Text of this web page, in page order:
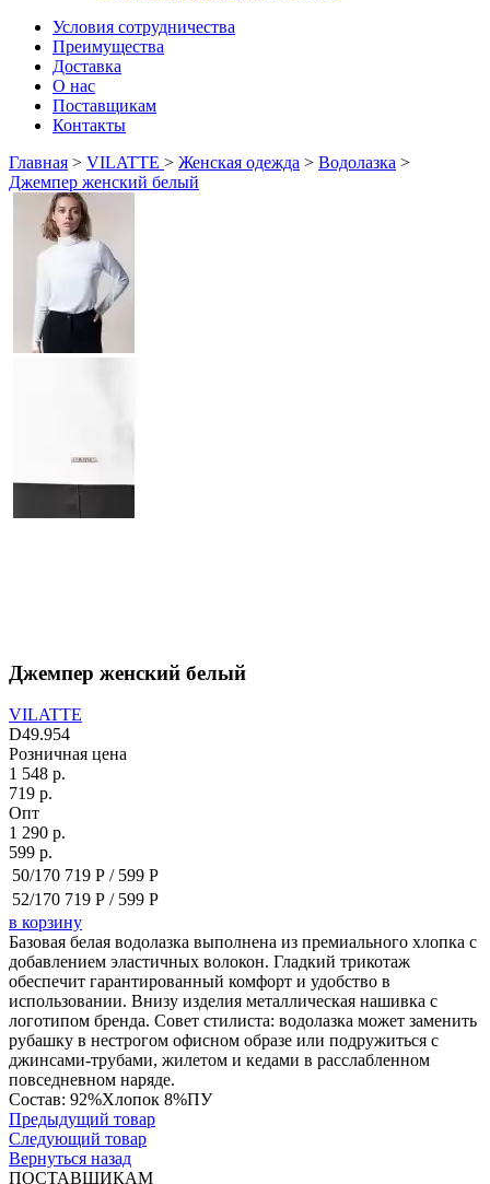
Условия сотрудничества
Преимущества
Доставка
О нас
Поставщикам
Контакты
Главная > VILATTE > Женская одежда > Водолазка >
Джемпер женский белый
Джемпер женский белый
VILATTE
D49.954
Розничная цена
1 548 р.
719 р.
Опт
1 290 р.
599 р.
50/170 719 Р / 599 Р
52/170 719 Р / 599 Р
в корзину
Базовая белая водолазка выполнена из премиального хлопка с
добавлением эластичных волокон. Гладкий трикотаж
обеспечит гарантированный комфорт и удобство в
использовании. Внизу изделия металлическая нашивка с
логотипом бренда. Совет стилиста: водолазка может заменить
рубашку в нестрогом офисном образе или подружиться с
джинсами-трубами, жилетом и кедами в расслабленном
повседневном наряде.
Состав: 92%Хлопок 8%ПУ
Предыдущий товар
Следующий товар
Вернуться назад
ПОСТАВЩИКАМ